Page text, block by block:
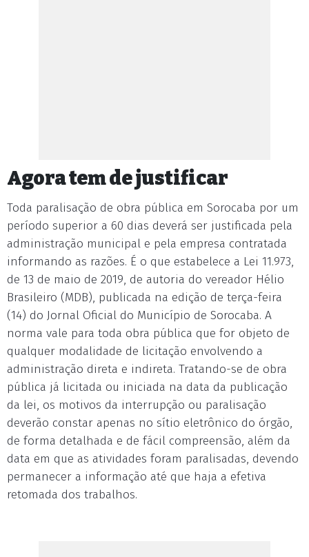
Agora tem de justificar
Toda paralisação de obra pública em Sorocaba por um
período superior a 60 dias deverá ser justificada pela
administração municipal e pela empresa contratada
informando as razões. É o que estabelece a Lei 11.973,
de 13 de maio de 2019, de autoria do vereador Hélio
Brasileiro (MDB), publicada na edição de terça-feira
(14) do Jornal Oficial do Município de Sorocaba. A
norma vale para toda obra pública que for objeto de
qualquer modalidade de licitação envolvendo a
administração direta e indireta. Tratando-se de obra
pública já licitada ou iniciada na data da publicação
da lei, os motivos da interrupção ou paralisação
deverão constar apenas no sítio eletrônico do órgão,
de forma detalhada e de fácil compreensão, além da
data em que as atividades foram paralisadas, devendo
permanecer a informação até que haja a efetiva
retomada dos trabalhos.